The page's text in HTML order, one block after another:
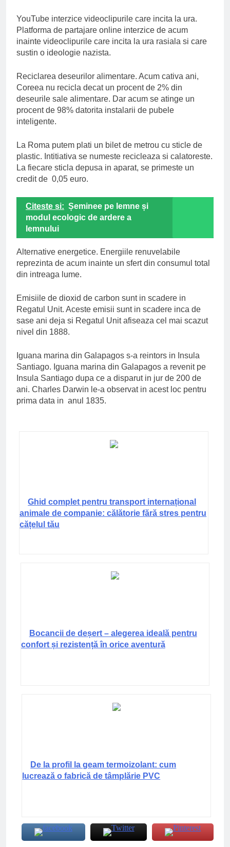
YouTube interzice videoclipurile care incita la ura.
Platforma de partajare online interzice de acum
inainte videoclipurile care incita la ura rasiala si care
sustin o ideologie nazista.
Reciclarea deseurilor alimentare. Acum cativa ani,
Coreea nu recicla decat un procent de 2% din
deseurile sale alimentare. Dar acum se atinge un
procent de 98% datorita instalarii de pubele
inteligente.
La Roma putem plati un bilet de metrou cu sticle de
plastic. Intitiativa se numeste recicleaza si calatoreste.
La fiecare sticla depusa in aparat, se primeste un
credit de 0,05 euro.
Citeste si: Șeminee pe lemne și
modul ecologic de ardere a
lemnului
Alternative energetice. Energiile renuvelabile
reprezinta de acum inainte un sfert din consumul total
din intreaga lume.
Emisiile de dioxid de carbon sunt in scadere in
Regatul Unit. Aceste emisii sunt in scadere inca de
sase ani deja si Regatul Unit afiseaza cel mai scazut
nivel din 1888.
Iguana marina din Galapagos s-a reintors in Insula
Santiago. Iguana marina din Galapagos a revenit pe
Insula Santiago dupa ce a disparut in jur de 200 de
ani. Charles Darwin le-a observat in acest loc pentru
prima data in anul 1835.
Ghid complet pentru transport internațional
animale de companie: călătorie fără stres pentru
cățelul tău
Bocancii de deșert – alegerea ideală pentru
confort și rezistență în orice aventură
De la profil la geam termoizolant: cum
lucrează o fabrică de tâmplărie PVC